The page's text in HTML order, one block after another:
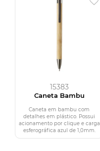
15383
Caneta Bambu
Caneta em bambu com
detalhes em plástico. Possui
acionamento por clique e carga
esferográfica azul de 1,0mm.